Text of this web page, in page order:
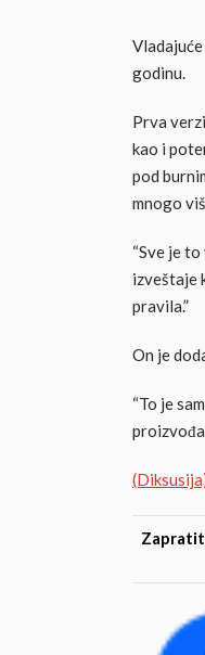
godinu.
Prva
kao i
pod
mnogo
“Sve je
izveštaje
pravila.”
On je
“To je